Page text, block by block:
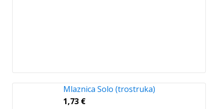
Mlaznica Solo (trostruka)
1,73 €